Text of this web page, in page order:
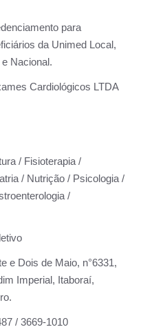
para
da Unimed Local,
Nacional.
Cardiológicos LTDA
/ Fisioterapia /
/ Nutrição / Psicologia /
/
e Dois de Maio, n°6331,
Imperial, Itaboraí,
/ 3669-1010